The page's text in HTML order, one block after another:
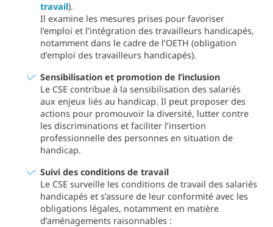
travail).
Il examine les mesures prises pour favoriser
l’emploi et l’intégration des travailleurs handicapés,
notamment dans le cadre de l’OETH (obligation
d’emploi des travailleurs handicapés).
Sensibilisation et promotion de l’inclusion
Le CSE contribue à la sensibilisation des salariés
aux enjeux liés au handicap. Il peut proposer des
actions pour promouvoir la diversité, lutter contre
les discriminations et faciliter l’insertion
professionnelle des personnes en situation de
handicap.
Suivi des conditions de travail
Le CSE surveille les conditions de travail des salariés
handicapés et s’assure de leur conformité avec les
obligations légales, notamment en matière
d’aménagements raisonnables :